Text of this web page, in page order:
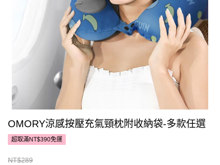
OMORY涼感按壓充氣頸枕附收納袋-多款任選
超取滿NT$390免運
NT$289